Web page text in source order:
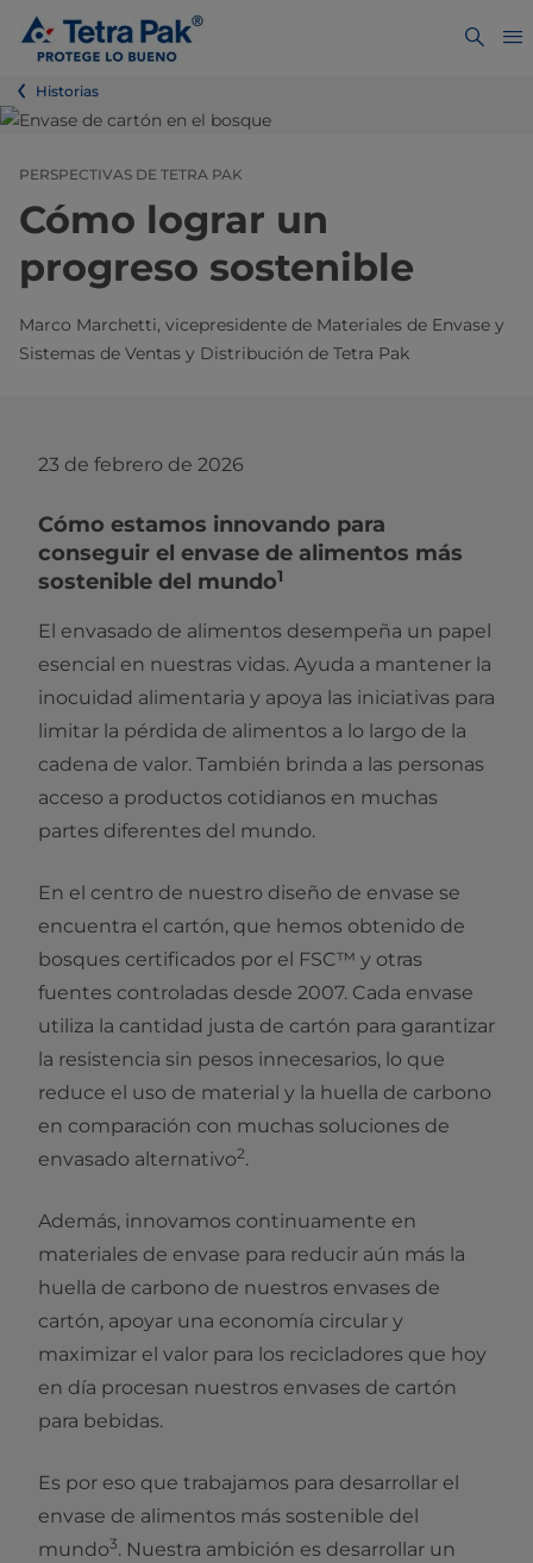
Historias
PERSPECTIVAS DE TETRA PAK
Cómo lograr un
progreso sostenible
Marco Marchetti, vicepresidente de Materiales de Envase y
Sistemas de Ventas y Distribución de Tetra Pak
23 de febrero de 2026
Cómo estamos innovando para
conseguir el envase de alimentos más
sostenible del mundo1
El envasado de alimentos desempeña un papel
esencial en nuestras vidas. Ayuda a mantener la
inocuidad alimentaria y apoya las iniciativas para
limitar la pérdida de alimentos a lo largo de la
cadena de valor. También brinda a las personas
acceso a productos cotidianos en muchas
partes diferentes del mundo.
En el centro de nuestro diseño de envase se
encuentra el cartón, que hemos obtenido de
bosques certificados por el FSC™ y otras
fuentes controladas desde 2007. Cada envase
utiliza la cantidad justa de cartón para garantizar
la resistencia sin pesos innecesarios, lo que
reduce el uso de material y la huella de carbono
en comparación con muchas soluciones de
envasado alternativo2.
Además, innovamos continuamente en
materiales de envase para reducir aún más la
huella de carbono de nuestros envases de
cartón, apoyar una economía circular y
maximizar el valor para los recicladores que hoy
en día procesan nuestros envases de cartón
para bebidas.
Es por eso que trabajamos para desarrollar el
envase de alimentos más sostenible del
mundo3. Nuestra ambición es desarrollar un